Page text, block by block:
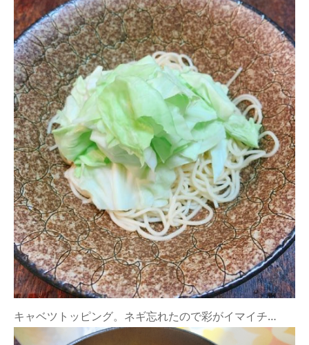
キャベツトッピング。ネギ忘れたので彩がイマイチ…